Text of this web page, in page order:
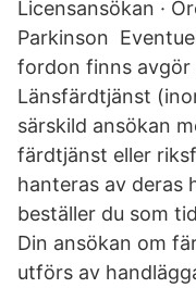
Licensansökan ·
Parkinson
fordon finns avgör
Länsfärdtjänst
särskild ansökan
färdtjänst eller
hanteras av deras
beställer du som
Din ansökan om
utförs av